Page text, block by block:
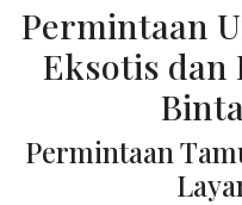
Permintaan
Eksotis dan
Permintaan